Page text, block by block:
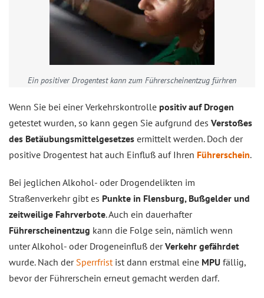
Ein positiver Drogentest kann zum Führerscheinentzug fürhren
Wenn Sie bei einer Verkehrskontrolle positiv auf Drogen
getestet wurden, so kann gegen Sie aufgrund des Verstoßes
des Betäubungsmittelgesetzes ermittelt werden. Doch der
positive Drogentest hat auch Einfluß auf Ihren Führerschein.
Bei jeglichen Alkohol- oder Drogendelikten im
Straßenverkehr gibt es Punkte in Flensburg, Bußgelder und
zeitweilige Fahrverbote. Auch ein dauerhafter
Führerscheinentzug kann die Folge sein, nämlich wenn
unter Alkohol- oder Drogeneinfluß derVerkehr gefährdet
wurde. Nach der Sperrfristist dann erstmal eine MPU fällig,
bevor der Führerschein erneut gemacht werden darf.